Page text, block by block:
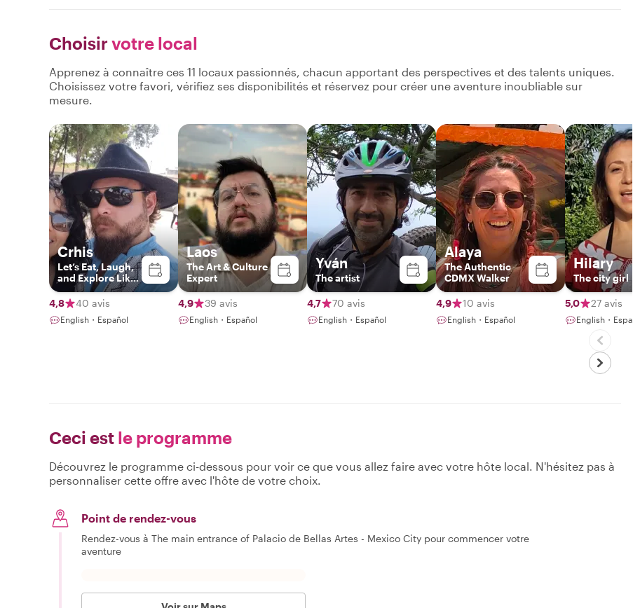
Choisir votre local
Apprenez à connaître ces 11 locaux passionnés, chacun apportant des perspectives et des talents uniques.
Choisissez votre favori, vérifiez ses disponibilités et réservez pour créer une aventure inoubliable sur
mesure.
Crhis
Let’s Eat, Laugh,
and Explore Like
Locals
4,8
40 avis
English・Español
Laos
The Art & Culture
Expert
4,9 39 avis
English・Español
Yván
The artist
4,7 70 avis
English・Español
Alaya
The Authentic
CDMX Walker
4,9 10 avis
English・Español
Hilary
The city girl
5,0 27 avis
English・Español
Ceci est le programme
Découvrez le programme ci-dessous pour voir ce que vous allez faire avec votre hôte local. N'hésitez pas à
personnaliser cette offre avec l'hôte de votre choix.
Point de rendez-vous
Rendez-vous à The main entrance of Palacio de Bellas Artes - Mexico City pour commencer votre
aventure